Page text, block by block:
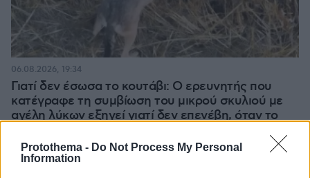
Protothema - Do Not Process My Personal
Information
Γιατί δεν έσωσα το κουτάβι: Ο ερευνητής που
κατέγραφε τη συμβίωση του μικρού σκυλιού με
αγέλη λύκων εξηγεί γιατί δεν επενέβη, όταν το
06.08.2026, 19:34